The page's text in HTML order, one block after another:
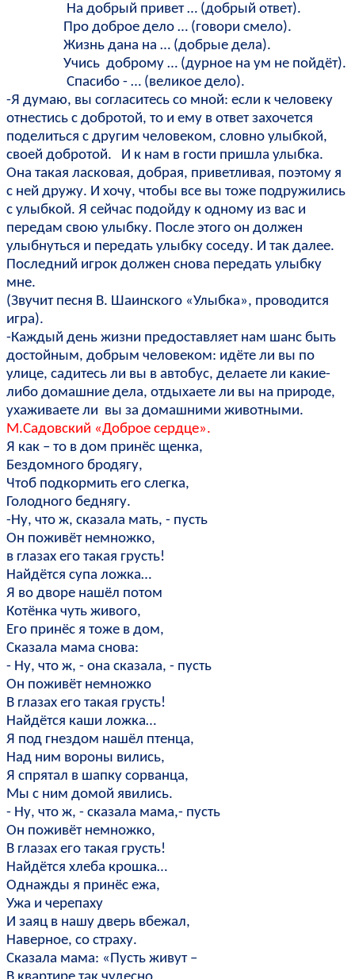
На добрый привет … (добрый ответ).
Про доброе дело … (говори смело).
Жизнь дана на … (добрые дела).
Учись доброму … (дурное на ум не пойдёт).
Спасибо - … (великое дело).
-Я думаю, вы согласитесь со мной: если к человеку
отнестись с добротой, то и ему в ответ захочется
поделиться с другим человеком, словно улыбкой,
своей добротой. И к нам в гости пришла улыбка.
Она такая ласковая, добрая, приветливая, поэтому я
с ней дружу. И хочу, чтобы все вы тоже подружились
с улыбкой. Я сейчас подойду к одному из вас и
передам свою улыбку. После этого он должен
улыбнуться и передать улыбку соседу. И так далее.
Последний игрок должен снова передать улыбку
мне.
(Звучит песня В. Шаинского «Улыбка», проводится
игра).
-Каждый день жизни предоставляет нам шанс быть
достойным, добрым человеком: идёте ли вы по
улице, садитесь ли вы в автобус, делаете ли какие-
либо домашние дела, отдыхаете ли вы на природе,
ухаживаете ли вы за домашними животными.
М.Садовский «Доброе сердце».
Я как – то в дом принёс щенка,
Бездомного бродягу,
Чтоб подкормить его слегка,
Голодного беднягу.
-Ну, что ж, сказала мать, - пусть
Он поживёт немножко,
в глазах его такая грусть!
Найдётся супа ложка…
Я во дворе нашёл потом
Котёнка чуть живого,
Его принёс я тоже в дом,
Сказала мама снова:
- Ну, что ж, - она сказала, - пусть
Он поживёт немножко
В глазах его такая грусть!
Найдётся каши ложка…
Я под гнездом нашёл птенца,
Над ним вороны вились,
Я спрятал в шапку сорванца,
Мы с ним домой явились.
- Ну, что ж, - сказала мама,- пусть
Он поживёт немножко,
В глазах его такая грусть!
Найдётся хлеба крошка…
Однажды я принёс ежа,
Ужа и черепаху
И заяц в нашу дверь вбежал,
Наверное, со страху.
Сказала мама: «Пусть живут –